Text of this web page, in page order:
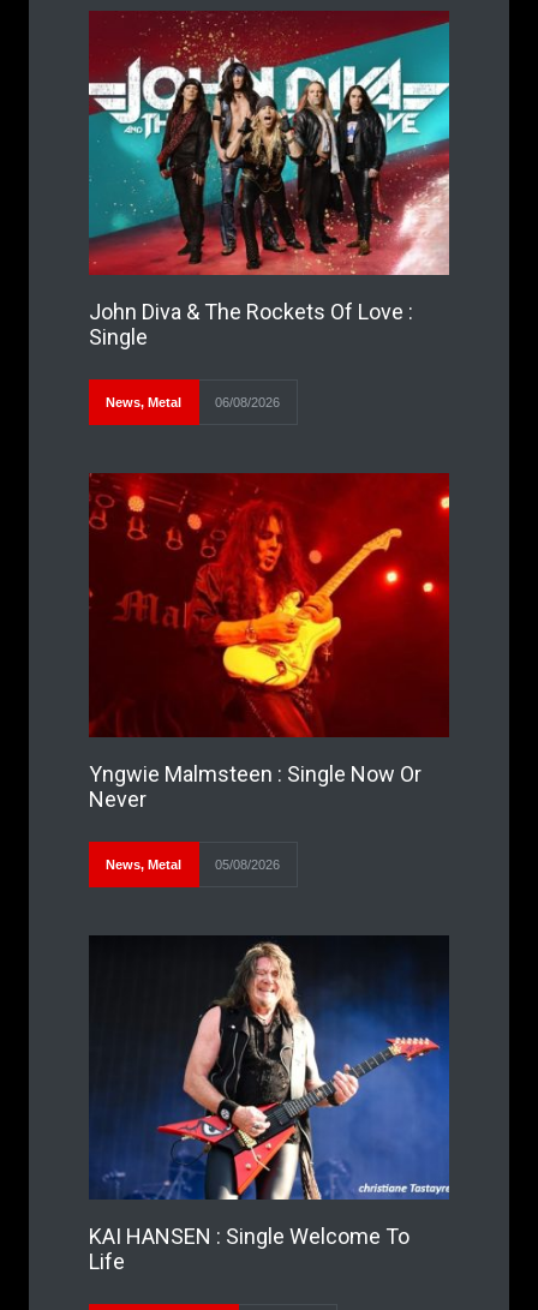
John Diva & The Rockets Of Love :
Single
News, Metal 06/08/2026
Yngwie Malmsteen : Single Now Or
Never
News, Metal 05/08/2026
KAI HANSEN : Single Welcome To
Life